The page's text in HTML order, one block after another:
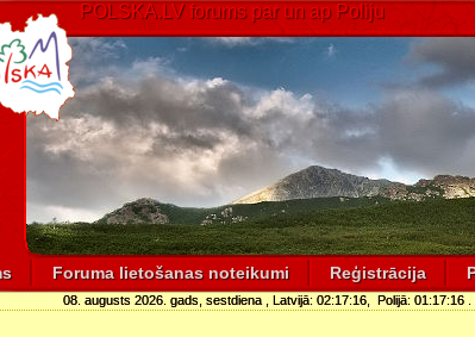
POLSKA.LV forums par un ap Poliju
Foruma lietošanas noteikumi Reģistrācija
08. augusts 2026. gads, sestdiena , Latvijā: 02:17:17, Polijā: 01:17:17